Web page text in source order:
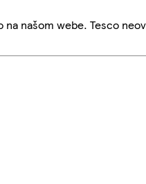
našom webe. Tesco